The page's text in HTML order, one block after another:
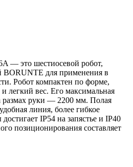
— это шестиосевой робот,
BORUNTE для применения в
Робот компактен по форме,
легкий вес. Его максимальная
размах руки — 2200 мм. Полая
линия, более гибкое
IP54 на запястье и IP40
позиционирования составляет